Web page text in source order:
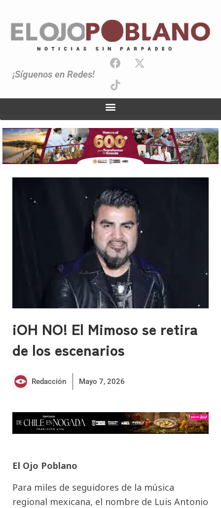
¡Síguenos en Redes!
¡OH NO! El Mimoso se retira
de los escenarios
Redacción Mayo 7, 2026
El Ojo Poblano
Para miles de seguidores de la música
regional mexicana, el nombre de Luis Antonio